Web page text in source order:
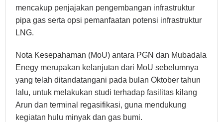
mencakup penjajakan pengembangan infrastruktur
pipa gas serta opsi pemanfaatan potensi infrastruktur
LNG.
Nota Kesepahaman (MoU) antara PGN dan Mubadala
Enegy merupakan kelanjutan dari MoU sebelumnya
yang telah ditandatangani pada bulan Oktober tahun
lalu, untuk melakukan studi terhadap fasilitas kilang
Arun dan terminal regasifikasi, guna mendukung
kegiatan hulu minyak dan gas bumi.